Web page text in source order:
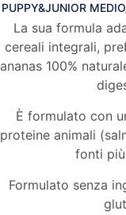
PUPPY&JUNIOR
La sua formula
cereali integrali,
ananas 100%
È formulato con
proteine animali
fonti
Formulato senza